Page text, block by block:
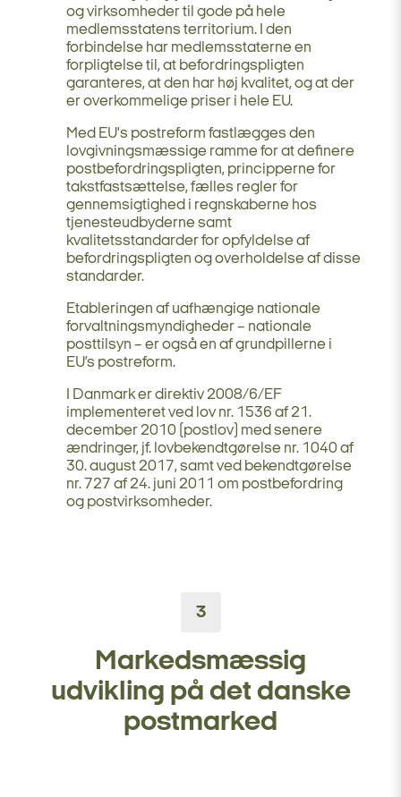
og virksomheder til gode på hele
medlemsstatens territorium. I den
forbindelse har medlemsstaterne en
forpligtelse til, at befordringspligten
garanteres, at den har høj kvalitet, og at der
er overkommelige priser i hele EU.
Med EU's postreform fastlægges den
lovgivningsmæssige ramme for at definere
postbefordringspligten, principperne for
takstfastsættelse, fælles regler for
gennemsigtighed i regnskaberne hos
tjenesteudbyderne samt
kvalitetsstandarder for opfyldelse af
befordringspligten og overholdelse af disse
standarder.
Etableringen af uafhængige nationale
forvaltningsmyndigheder – nationale
posttilsyn – er også en af grundpillerne i
EU’s postreform.
I Danmark er direktiv 2008/6/EF
implementeret ved lov nr. 1536 af 21.
december 2010 (postlov) med senere
ændringer, jf. lovbekendtgørelse nr. 1040 af
30. august 2017, samt ved bekendtgørelse
nr. 727 af 24. juni 2011 om postbefordring
og postvirksomheder.
3
Markedsmæssig
udvikling på det danske
postmarked